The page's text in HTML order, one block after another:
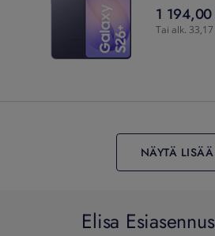
1 194,00
1 194,00
Tai alk.
NÄYTÄ LISÄÄ
Elisa